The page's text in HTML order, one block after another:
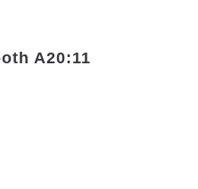
A20:11